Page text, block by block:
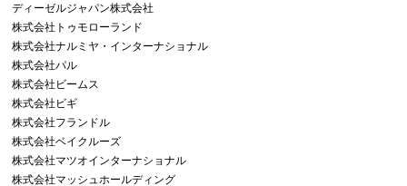
ディーゼルジャパン株式会社
株式会社トゥモローランド
株式会社ナルミヤ・インターナショナル
株式会社パル
株式会社ビームス
株式会社ビギ
株式会社フランドル
株式会社ベイクルーズ
株式会社マツオインターナショナル
株式会社マッシュホールディング